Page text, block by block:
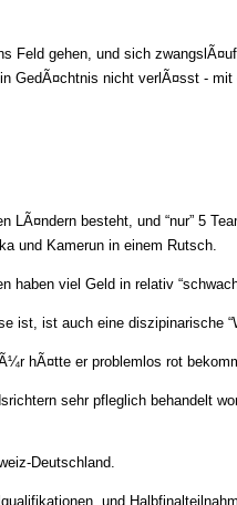
Feld gehen, und sich
GedÃ¤chtnis nicht verlÃ¤sst -
LÃ¤ndern besteht, und “nur” 5
und Kamerun in einem Rutsch.
viel Geld in relativ
ist, ist auch eine diszipinarische
hÃ¤tte er problemlos rot
sehr pfleglich behandelt
Deutschland.
und